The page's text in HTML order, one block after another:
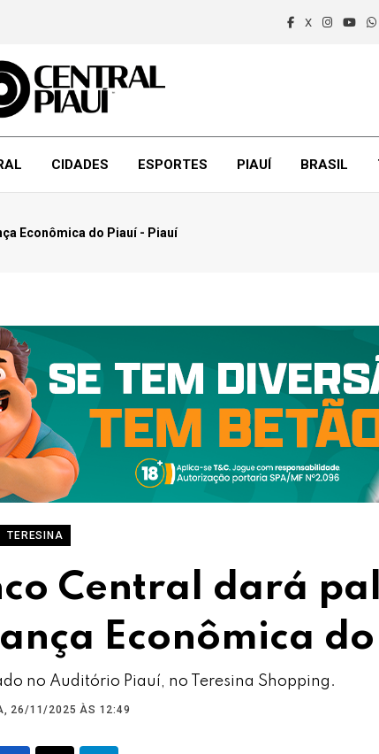
X
CIDADES ESPORTES PIAUÍ BRASIL
Econômica do Piauí - Piauí
TERESINA
Central dará
Econômica
no Auditório Piauí, no Teresina Shopping.
26/11/2025 ÀS 12:49